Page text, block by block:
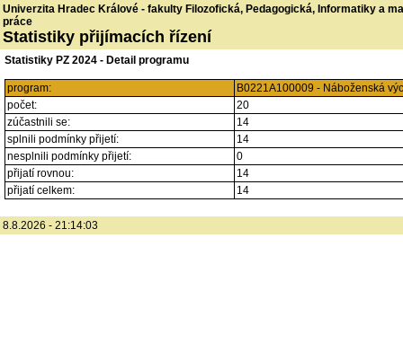
Univerzita Hradec Králové - fakulty Filozofická, Pedagogická, Informatiky a
práce
Statistiky přijímacích řízení
Statistiky PZ 2024 - Detail programu
program:
B0221A100009 - Náboženská
počet:
20
zúčastnili se:
14
splnili podmínky přijetí:
14
nesplnili podmínky přijetí:
0
přijatí rovnou:
14
přijatí celkem:
14
8.8.2026 - 21:14:03